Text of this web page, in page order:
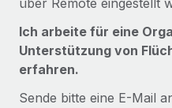
über Remote eingestellt
Ich arbeite für eine
Unterstützung von
erfahren.
Sende bitte eine E-Mail